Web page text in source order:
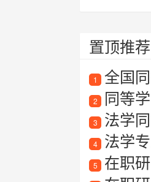
置顶推荐
1 全国
2 同等
3 法学
4 法学
5 在职